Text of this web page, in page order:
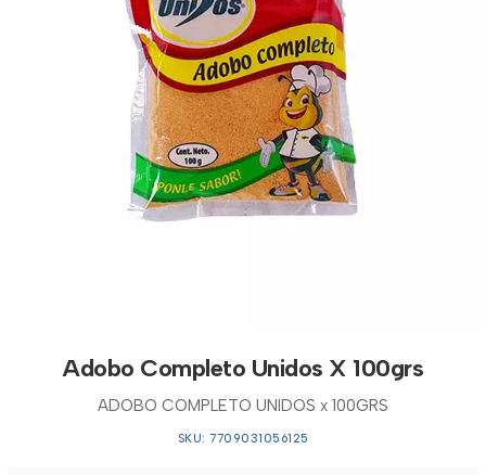
Adobo Completo Unidos X 100grs
ADOBO COMPLETO UNIDOS x 100GRS
SKU: 7709031056125